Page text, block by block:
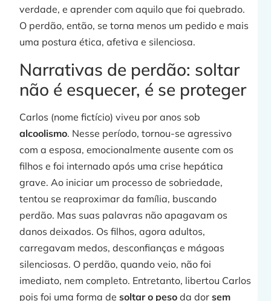
verdade, e aprender com aquilo que foi quebrado.
O perdão, então, se torna menos um pedido e mais
uma postura ética, afetiva e silenciosa.
Narrativas de perdão: soltar
não é esquecer, é se proteger
Carlos (nome fictício) viveu por anos sob
alcoolismo. Nesse período, tornou-se agressivo
com a esposa, emocionalmente ausente com os
filhos e foi internado após uma crise hepática
grave. Ao iniciar um processo de sobriedade,
tentou se reaproximar da família, buscando
perdão. Mas suas palavras não apagavam os
danos deixados. Os filhos, agora adultos,
carregavam medos, desconfianças e mágoas
silenciosas. O perdão, quando veio, não foi
imediato, nem completo. Entretanto, libertou Carlos
pois foi uma forma desoltar o pesoda dor sem